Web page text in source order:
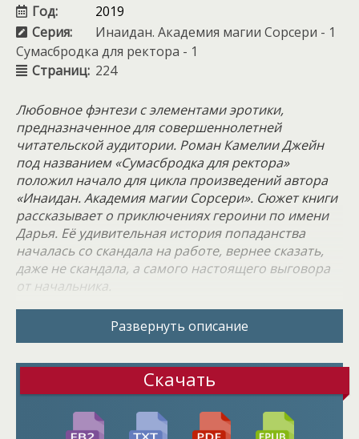
Год:
2019
Серия:
Инаидан. Академия магии Сорсери - 1
Сумасбродка для ректора - 1
Страниц: 224
Любовное фэнтези с элементами эротики,
предназначенное для совершеннолетней
читательской аудитории. Роман Камелии Джейн
под названием «Сумасбродка для ректора»
положил начало для цикла произведений автора
«Инаидан. Академия магии Сорсери». Сюжет книги
рассказывает о приключениях героини по имени
Дарья. Её удивительная история попаданства
началась со скандала на работе, вернее сказать,
даже не скандала, а самого настоящего выговора
от начальника.
Если уж врешь и чувствуешь за собой вину, то не
нарывайся на неприятности своими клятвами типа
что-то весьма подобное и может случиться в
самом деле! Как раз после подобной фразы
героиня и почувствовала странное помрачение
сознания, голова закружилась, в глазах резко стало
Развернуть описание
Скачать